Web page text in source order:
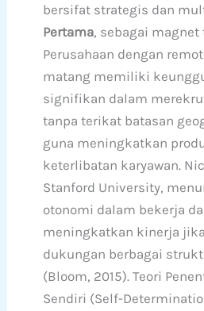
bersifat strategis dan
Pertama, sebagai magnet
Perusahaan dengan
matang memiliki
signifikan dalam
tanpa terikat batasan
guna meningkatkan
keterlibatan karyawan.
Stanford University,
otonomi dalam bekerja
meningkatkan kinerja
dukungan berbagai
(Bloom, 2015). Teori
Sendiri (Self-